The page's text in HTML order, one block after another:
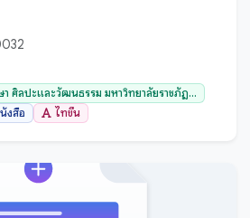
าร์ศิลปะและวัฒนธรรม มหาวิทยาลัยราชภัฏ...
งสือ ไทขึน